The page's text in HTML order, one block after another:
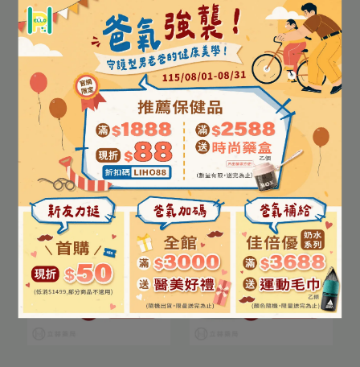
【益富】益力壯 900g/罐
12罐/箱
NT$750
NT$790
カートに入れる
🎈新品上架🎈
【益富】益力壯 百分百乳
清蛋白 500g/罐
NT$750
NT$833
カートに入れる